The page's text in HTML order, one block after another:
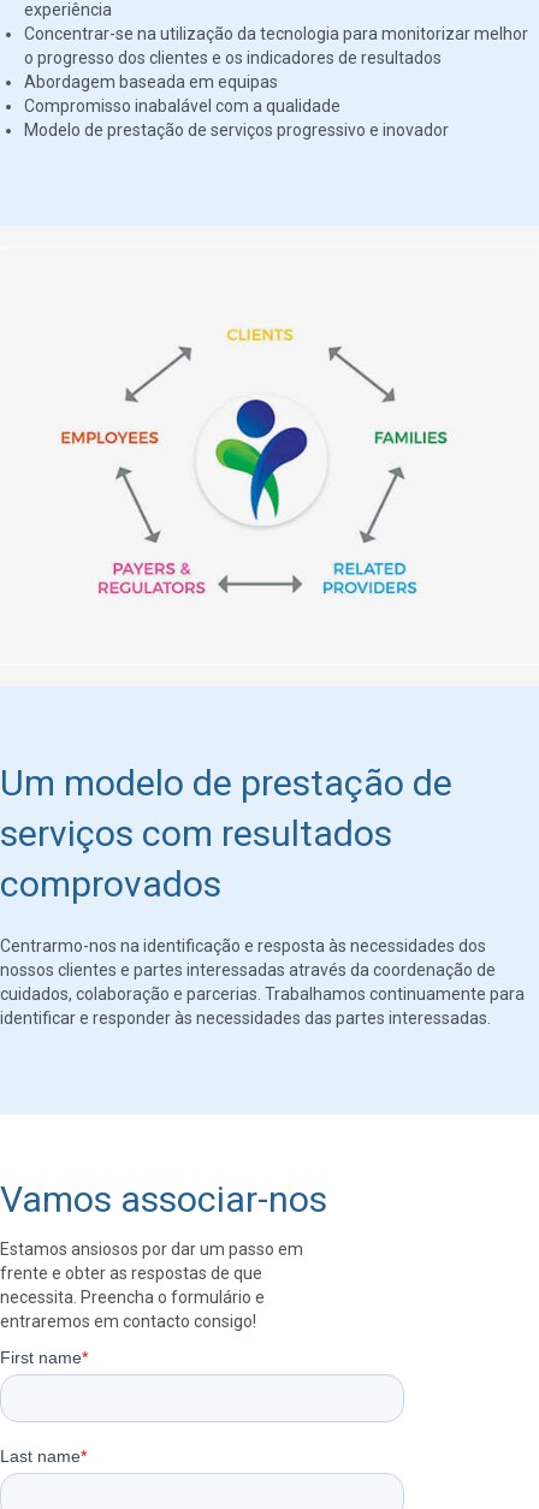
experiência
Concentrar-se na utilização da tecnologia para monitorizar melhor
o progresso dos clientes e os indicadores de resultados
Abordagem baseada em equipas
Compromisso inabalável com a qualidade
Modelo de prestação de serviços progressivo e inovador
Um modelo de prestação de
serviços com resultados
comprovados
Centrarmo-nos na identificação e resposta às necessidades dos
nossos clientes e partes interessadas através da coordenação de
cuidados, colaboração e parcerias. Trabalhamos continuamente para
identificar e responder às necessidades das partes interessadas.
Vamos associar-nos
Estamos ansiosos por dar um passo em
frente e obter as respostas de que
necessita. Preencha o formulário e
entraremos em contacto consigo!